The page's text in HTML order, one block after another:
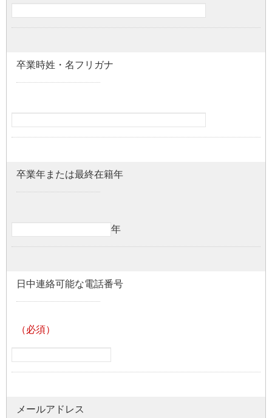
卒業時姓・名フリガナ
卒業年または最終在籍年
年
日中連絡可能な電話番号
メールアドレス